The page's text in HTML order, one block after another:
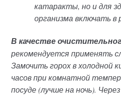
катаракты, но и для
организма включать в
В качестве
рекомендуется применять
Замочить горох в холодной
часов при комнатной
посуде (лучше на ночь).